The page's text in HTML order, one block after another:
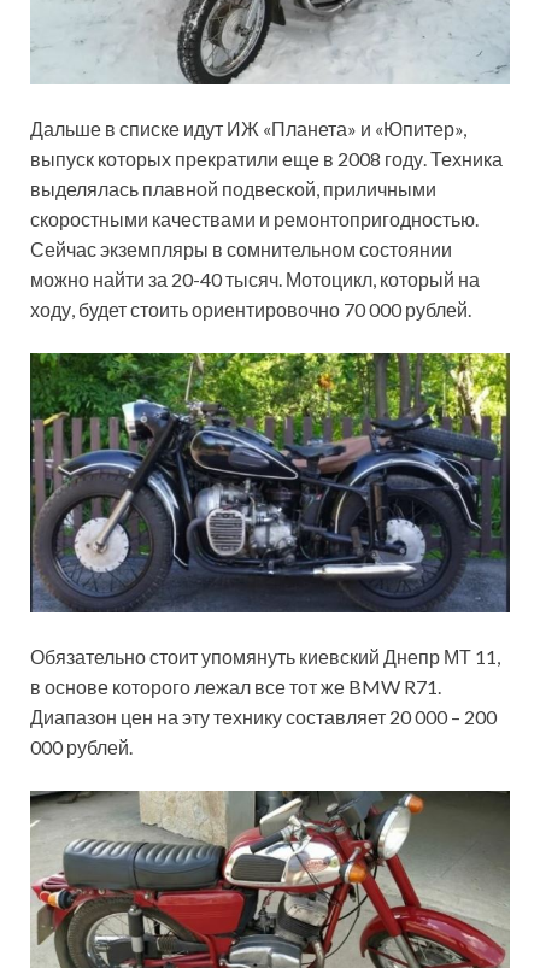
Дальше в списке идут ИЖ «Планета» и «Юпитер»,
выпуск которых прекратили еще в 2008 году. Техника
выделялась плавной подвеской, приличными
скоростными качествами и ремонтопригодностью.
Сейчас экземпляры в сомнительном состоянии
можно найти за 20-40 тысяч. Мотоцикл, который на
ходу, будет стоить ориентировочно 70 000 рублей.
Обязательно стоит упомянуть киевский Днепр МТ 11,
в основе которого лежал все тот же BMW R71.
Диапазон цен на эту технику составляет 20 000 – 200
000 рублей.